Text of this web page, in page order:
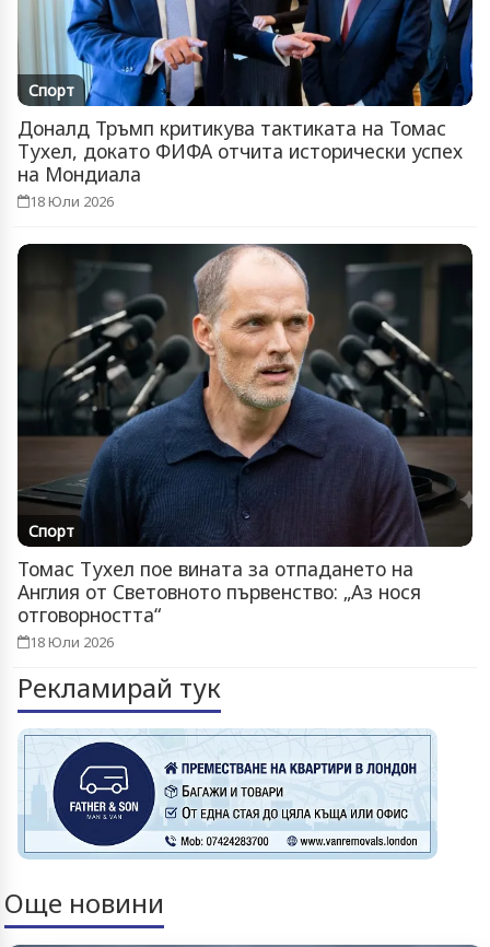
Спорт
Доналд Тръмп критикува тактиката на Томас
Тухел, докато ФИФА отчита исторически успех
на Мондиала
18 Юли 2026
Спорт
Томас Тухел пое вината за отпадането на
Англия от Световното първенство: „Аз нося
отговорността“
18 Юли 2026
Рекламирай тук
Още новини